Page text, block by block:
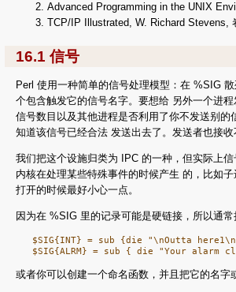
Advanced Programming in the UNIX
TCP/IP Illustrated, W. Richard Stevens,
16.1 信号
Perl 使用一种简单的信号处理模型：在 %SIG
个包含触发它的信号名字。要想给 另外一个进
信号数目以及其他进程是否利用了你不发送别
知道该信号已经合法 发送出去了。发送者也接
我们把这个设施归类为 IPC 的一种，但实际上
内核在处理某些特殊事件的时候产生 的，比如
打开的时候最好小心一点。
因为在 %SIG 里的记录可能是硬链接，所以通常
$SIG{INT} = sub {die "\nOutta
或者你可以创建一个命名函数，并且把它的名